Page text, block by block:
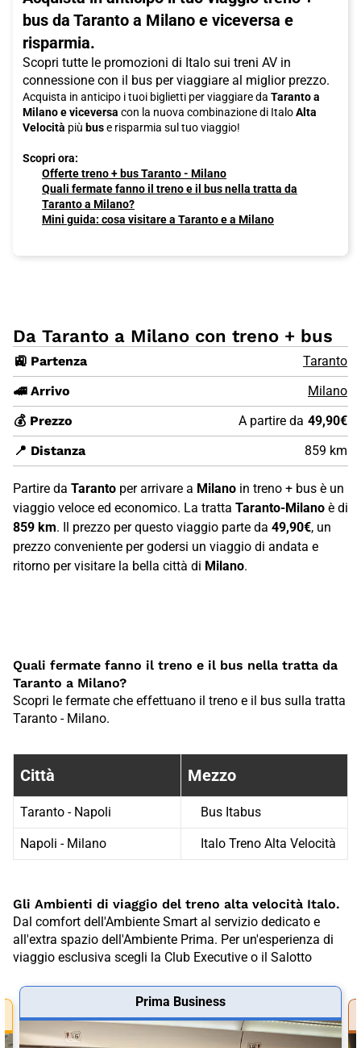
bus da Taranto a Milano e viceversa e
risparmia.
Scopri tutte le promozioni di Italo sui treni AV in
connessione con il bus per viaggiare al miglior prezzo.
Acquista in anticipo i tuoi biglietti per viaggiare da Taranto a
Milano e viceversa con la nuova combinazione di ItaloAlta
Velocità più buse risparmia sul tuo viaggio!
Scopri ora:
Offerte treno + bus Taranto - Milano
Quali fermate fanno il treno e il bus nella tratta da
Taranto a Milano?
Mini guida: cosa visitare a Taranto e a Milano
Da Taranto a Milano con treno + bus
🚉 Partenza
Taranto
🚄 Arrivo
Milano
💰 Prezzo
A partire da 49,90€
📍 Distanza
859 km
Partire da Taranto per arrivare a Milano in treno + bus è un
viaggio veloce ed economico. La tratta Taranto-Milano è di
859 km. Il prezzo per questo viaggio parte da 49,90€, un
prezzo conveniente per godersi un viaggio di andata e
ritorno per visitare la bella città di Milano.
Quali fermate fanno il treno e il bus nella tratta da
Taranto a Milano?
Scopri le fermate che effettuano il treno e il bus sulla tratta
Taranto - Milano.
Città Mezzo
Taranto - Napoli Bus Itabus
Napoli - Milano Italo Treno Alta Velocità
Gli Ambienti di viaggio del treno alta velocità Italo.
Dal comfort dell'Ambiente Smart al servizio dedicato e
all'extra spazio dell'Ambiente Prima. Per un'esperienza di
viaggio esclusiva scegli la Club Executive o il Salotto
Prima Business